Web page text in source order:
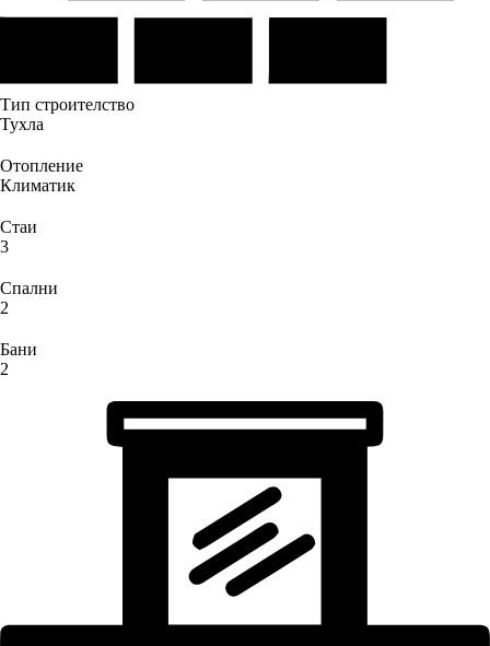
Тип строителство
Тухла
Отопление
Климатик
Стаи
3
Спални
2
Бани
2